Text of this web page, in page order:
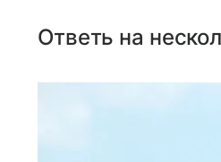
Ответь на